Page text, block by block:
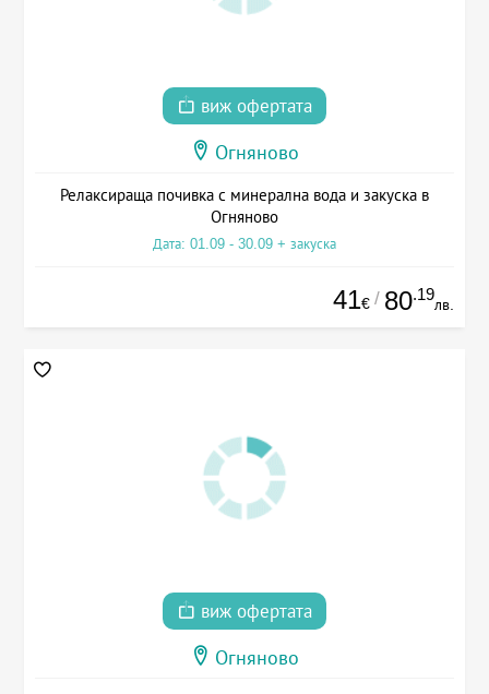
виж офертата
Огняново
Релаксираща почивка с минерална вода и закуска в
Огняново
Дата: 01.09 - 30.09 + закуска
41€ / 80.19
лв.
виж офертата
Огняново